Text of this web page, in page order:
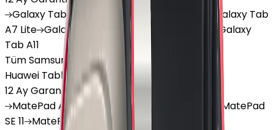
Galaxy Tab S9 Plus Galaxy Tab S10 Ultra Galaxy Tab
A7 Lite Galaxy Galaxy
Galaxy
Tab A11
Tüm Samsung Tablet'ler
Huawei Tablet
12 Ay Garanti
6 Taksit
MatePadAir MatePad 11.5
MatePad
SE 11
MatePad